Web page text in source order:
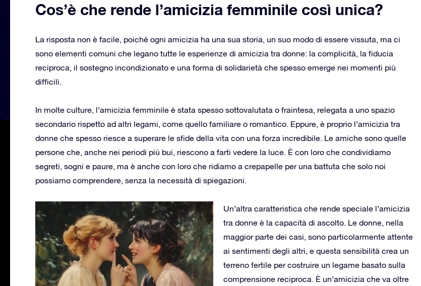
Cos’è che rende l’amicizia femminile così unica?
La risposta non è facile, poiché ogni amicizia ha una sua storia, un suo modo di essere vissuta, ma ci
sono elementi comuni che legano tutte le esperienze di amicizia tra donne: la complicità, la fiducia
reciproca, il sostegno incondizionato e una forma di solidarietà che spesso emerge nei momenti più
difficili.
In molte culture, l’amicizia femminile è stata spesso sottovalutata o fraintesa, relegata a uno spazio
secondario rispetto ad altri legami, come quello familiare o romantico. Eppure, è proprio l’amicizia tra
donne che spesso riesce a superare le sfide della vita con una forza incredibile. Le amiche sono quelle
persone che, anche nei periodi più bui, riescono a farti vedere la luce. È con loro che condividiamo
segreti, sogni e paure, ma è anche con loro che ridiamo a crepapelle per una battuta che solo noi
possiamo comprendere, senza la necessità di spiegazioni.
Un’altra caratteristica che rende speciale l’amicizia
tra donne è la capacità di ascolto. Le donne, nella
maggior parte dei casi, sono particolarmente attente
ai sentimenti degli altri, e questa sensibilità crea un
terreno fertile per costruire un legame basato sulla
comprensione reciproca. È un’amicizia che va oltre